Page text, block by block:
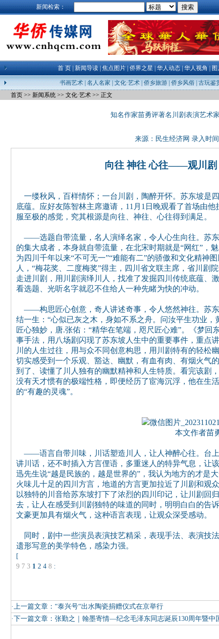
新闻检索：
首 页|新闻导读|焦点图片|侨界之星|华人动态|华人视角|图
书画艺术| 名人名家 文化·艺术| 侨乡旅游| 侨乡风俗| 古玩鉴
首页 >> 新闻系统 >> 文化·艺术 >> 正文
知名作家苗勇评著名川剧表演艺术
来源： 民生经济网 录入时
向往 神往 心往——观
一缕秋风，百样情怀；一台川剧，陶醉开怀。苏东坡是
底蕴。应好友陈智林主席邀请，11月1日晚观看了首场由
服至极的感觉，究其根源是向往、神往、心往得到满足。
——选题自带流量，名人演绎名家，令人心生向往。苏
的集大成者，本身就自带流量，在北宋时期就是“网红”，
为四川千年以来“不可无一”“难能有二”的骄傲和文化精神
人，“梅花奖、二度梅奖”得主，四川省文联主席，省川剧
走进川剧，用川剧演绎川人，找准了发掘四川传统底蕴、
看选题、光听名字就忍不住给人一种先睹为快的冲动。
——构思匠心创意，奇人讲述奇事，令人悠然神往。苏
结一生：“心似已灰之木，身如不系之舟。问汝平生功业
匠心独妙，唐.张佑：“精华在笔端，咫尺匠心难”。《梦
事手法，用八场剧闪现了苏东坡人生中的重要事件，重点
川的人生过往，用与众不同创意构思，用川剧特有的轻松
切实感受到一个乐观、豁达、幽默，有血有肉、有烟火气
到了、读懂了川人独有的幽默精神和人生特质。看完该剧
没有天才惯有的极端性格，即便经历了宦海沉浮，他在生
的“有趣的灵魂”。
本文作者苗
——语言自带川味，川话塑造川人，让人神醉心往。台
讲川话，还不时插入方言俚语，多重迷人的特异气息，让
迅先生说“越是民族的，越是世界的”，我认为地方的才是
火味儿十足的四川方言，地道的方言更加拉近了川剧和观
以独特的川音给苏东坡打下了浓烈的四川印记，让川剧回
去，让人在感受到川剧独特的味道的同时，明明白白的告
文豪更加具有烟火气，这种语言表现，让观众深受感动。
同时，剧中一些演员表演技艺精采，表现手法、表演技
遗形写意的美学特色，感染力强。
[
9 7 3 1 2 4 8 :
·上一篇文章： “泰兴号“出水陶瓷捐赠仪式在京举行
·下一篇文章： 张勤之｜翰墨寄情—纪念毛泽东同志诞辰130周年暨中